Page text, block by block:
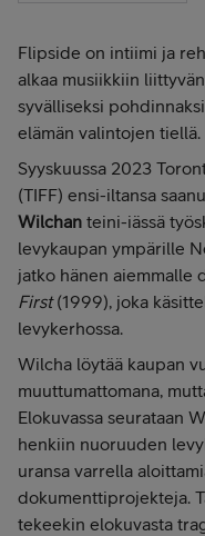
Flipside on intiimi ja
alkaa musiikkiin
syvälliseksi
elämän valintojen tiellä.
Syyskuussa 2023
(TIFF) ensi-iltansa
Wilchan teini-iässä
levykaupan ympärille
jatko hänen aiemmalle
First(1999), joka
levykerhossa.
Wilcha löytää kaupan
muuttumattomana,
Elokuvassa seurataan
henkiin nuoruuden
uransa varrella
dokumenttiprojekteja.
tekeekin elokuvasta